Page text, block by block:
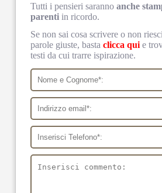
Tutti i pensieri sarannoanche
parenti in ricordo.
Se non sai cosa scrivere o non
parole giuste, bastaclicca quie
testi da cui trarre ispirazione.